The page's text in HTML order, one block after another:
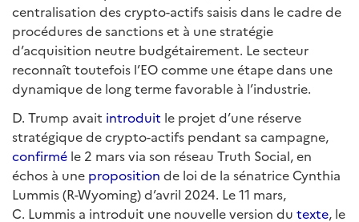
centralisation des crypto-actifs saisis dans le cadre de
procédures de sanctions et à une stratégie
d’acquisition neutre budgétairement. Le secteur
reconnaît toutefois l’EO comme une étape dans une
dynamique de long terme favorable à l’industrie.
D. Trump avait introduit le projet d’une réserve
stratégique de crypto-actifs pendant sa campagne,
confirmé le 2 mars via son réseau Truth Social, en
échos à une proposition de loi de la sénatrice Cynthia
Lummis (R-Wyoming) d’avril 2024. Le 11 mars,
C. Lummis a introduit une nouvelle version du texte, le